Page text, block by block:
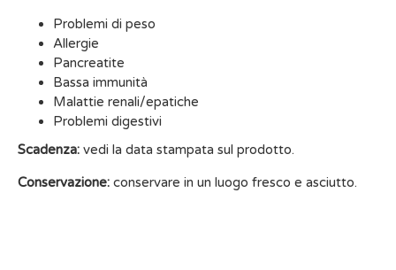
Problemi di peso
Allergie
Pancreatite
Bassa immunità
Malattie renali/epatiche
Problemi digestivi
Scadenza: vedi la data stampata sul prodotto.
Conservazione: conservare in un luogo fresco e asciutto.